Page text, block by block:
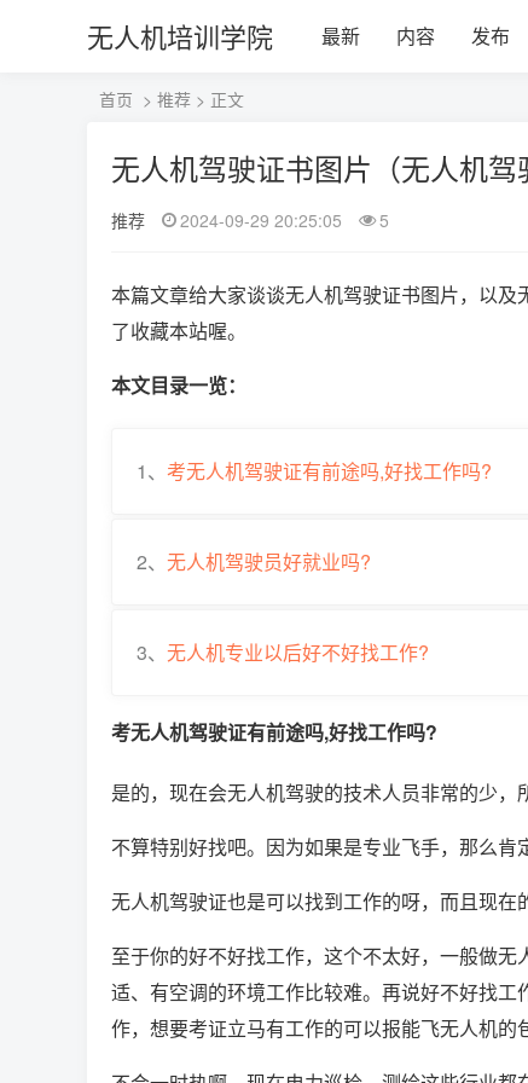
无人机培训学院 最新 内容 发布
首页 > 推荐 > 正文
无人机驾驶证书图片（无人机驾
推荐 2024-09-29 20:25:05 5
本篇文章给大家谈谈无人机驾驶证书图片，以
了收藏本站喔。
本文目录一览：
1、 考无人机驾驶证有前途吗,好找工作吗?
2、 无人机驾驶员好就业吗?
3、 无人机专业以后好不好找工作?
考无人机驾驶证有前途吗,好找工作吗?
是的，现在会无人机驾驶的技术人员非常的少，
不算特别好找吧。因为如果是专业飞手，那么肯
无人机驾驶证也是可以找到工作的呀，而且现在
至于你的好不好找工作，这个不太好，一般做
适、有空调的环境工作比较难。再说好不好找
作，想要考证立马有工作的可以报能飞无人机的